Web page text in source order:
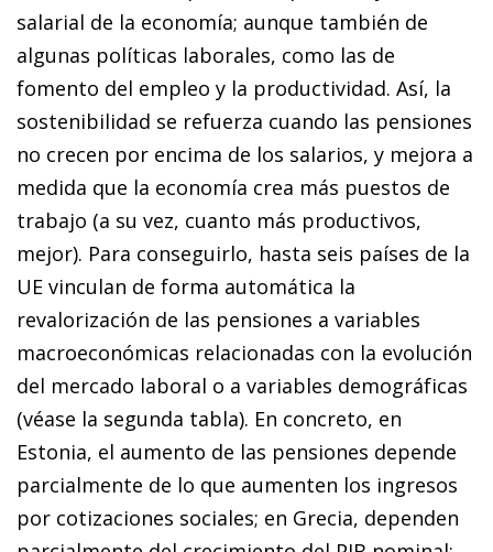
salarial de la economía; aunque también de
algunas políticas laborales, como las de
fomento del empleo y la productividad. Así, la
sostenibilidad se refuerza cuando las pensiones
no crecen por encima de los salarios, y mejora a
medida que la economía crea más puestos de
trabajo (a su vez, cuanto más productivos,
mejor). Para conseguirlo, hasta seis países de la
UE vinculan de forma automática la
revalorización de las pensiones a variables
macroeconómicas relacionadas con la evolución
del mercado laboral o a variables demográficas
(véase la segunda tabla). En concreto, en
Estonia, el aumento de las pensiones depende
parcialmente de lo que aumenten los ingresos
por cotizaciones sociales; en Grecia, dependen